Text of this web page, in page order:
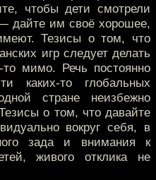
чтобы дети смотрели
дайте им своё хорошее,
Тезисы о том, что
игр следует делать
мимо. Речь постоянно
каких-то глобальных
стране неизбежно
о том, что давайте
вокруг себя, в
зада и внимания к
живого отклика не